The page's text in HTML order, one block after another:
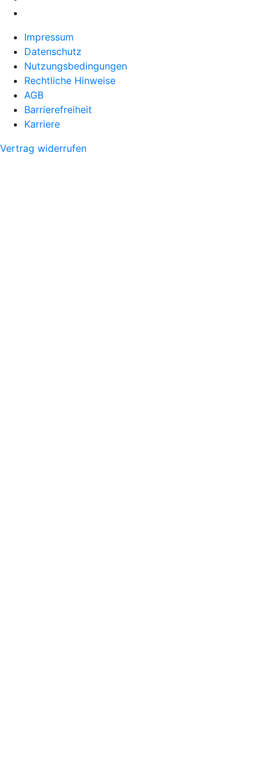
Impressum
Datenschutz
Nutzungsbedingungen
Rechtliche Hinweise
AGB
Barrierefreiheit
Karriere
Vertrag widerrufen